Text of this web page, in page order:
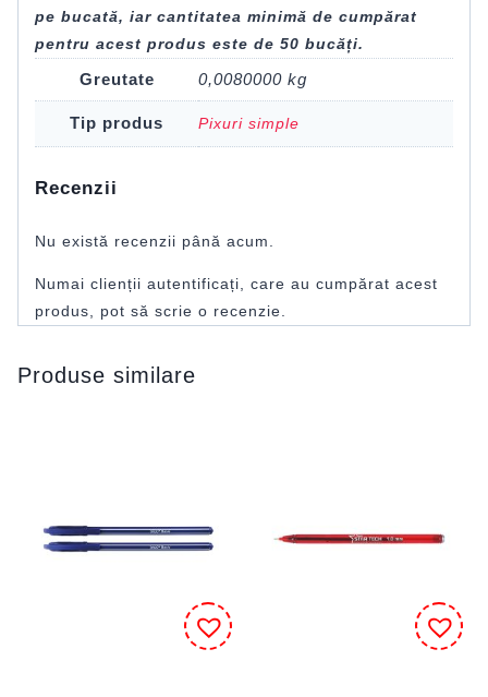
pe bucată, iar cantitatea minimă de cumpărat
pentru acest produs este de 50 bucăți.
Greutate 0,0080000 kg
Tip produs Pixuri simple
Recenzii
Nu există recenzii până acum.
Numai clienții autentificați, care au cumpărat acest
produs, pot să scrie o recenzie.
Produse similare